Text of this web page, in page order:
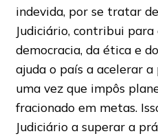
indevida, por se tratar
Judiciário, contribui
democracia, da ética e
ajuda o país a acelerar
uma vez que impôs
fracionado em metas.
Judiciário a superar a